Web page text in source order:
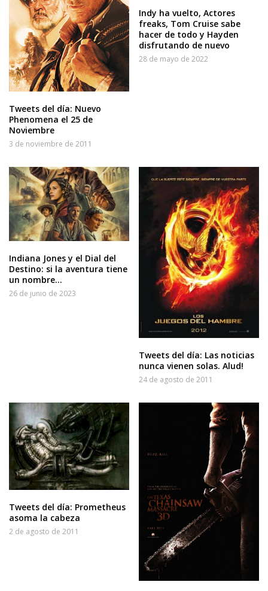
Tweets del día: Nuevo
Phenomena el 25 de
Noviembre
3 de noviembre de 2011
Indy ha vuelto, Actores
freaks, Tom Cruise sabe
hacer de todo y Hayden
disfrutando de nuevo
28 de mayo de 2022
Indiana Jones y el Dial del
Destino: si la aventura tiene
un nombre…
26 de junio de 2023
Tweets del día: Las noticias
nunca vienen solas. Alud!
24 de agosto de 2011
Tweets del día: Prometheus
asoma la cabeza
2 de agosto de 2011